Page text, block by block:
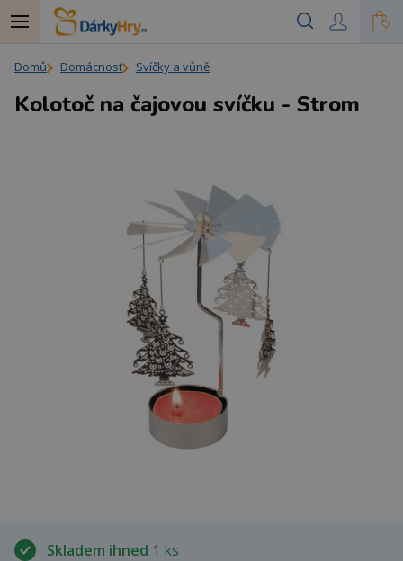
Domů Domácnost Svíčky a vůně
Skladem ihned 1 ks
Kolotoč na čajovou svíčku - Strom